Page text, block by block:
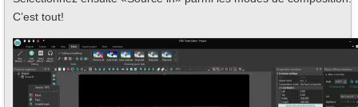
C’est tout!